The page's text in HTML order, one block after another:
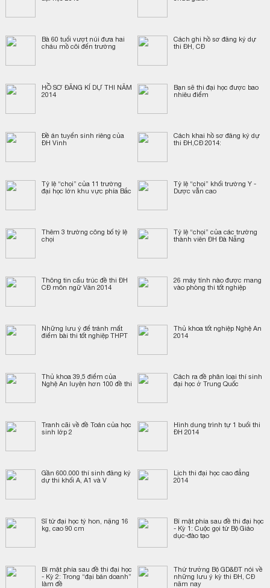
Bà 60 tuổi vượt núi đưa hai
cháu mồ côi đến trường
Cách ghi hồ sơ đăng ký dự
thi ĐH, CĐ
HỒ SƠ ĐĂNG KÍ DỰ THI NĂM
2014
Bạn sẽ thi đại học được bao
nhiêu điểm
Đề án tuyển sinh riêng của
ĐH Vinh
Cách khai hồ sơ đăng ký dự
thi ĐH,CĐ 2014:
Tỷ lệ “chọi” của 11 trường
đại học lớn khu vực phía Bắc
Tỷ lệ “chọi” khối trường Y -
Dược vẫn cao
Thêm 3 trường công bố tỷ lệ
chọi
Tỷ lệ “chọi” của các trường
thành viên ĐH Đà Nẵng
Thông tin cấu trúc đề thi ĐH
CĐ môn ngữ Văn 2014
26 máy tính nào được mang
vào phòng thi tốt nghiệp
Những lưu ý để tránh mất
điểm bài thi tốt nghiệp THPT
Thủ khoa tốt nghiệp Nghệ An
2014
Thủ khoa 39,5 điểm của
Nghệ An luyện hơn 100 đề thi
Cách ra đề phân loại thí sinh
đại học ở Trung Quốc
Tranh cãi về đề Toán của học
sinh lớp 2
Hình dung trình tự 1 buổi thi
ĐH 2014
Gần 600.000 thí sinh đăng ký
dự thi khối A, A1 và V
Lịch thi đại học cao đẳng
2014
Sĩ tử đại học tý hon, nặng 16
kg, cao 90 cm
Bí mật phía sau đề thi đại học
- Kỳ 1: Cuộc gọi từ Bộ Giáo
dục-đào tạo
Bí mật phía sau đề thi đại học
- Kỳ 2: Trong “đại bản doanh”
làm đề
Thứ trưởng Bộ GD&ĐT nói về
những lưu ý kỳ thi ĐH, CĐ
năm nay